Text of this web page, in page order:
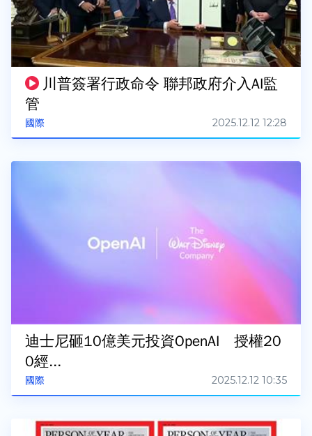
國際
川普簽署行政命令 聯邦政府介入AI監
管
2025.12.12 12:28
國際
迪士尼砸10億美元投資OpenAI 授權20
0經...
2025.12.12 10:35